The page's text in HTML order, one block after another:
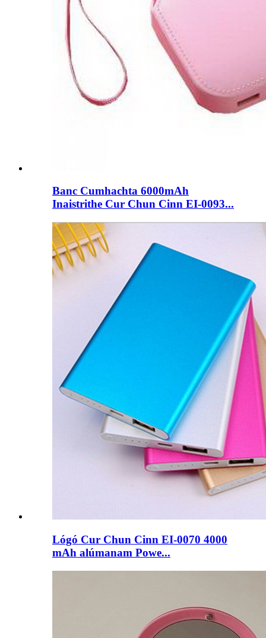
Banc Cumhachta 6000mAh
Inaistrithe Cur Chun Cinn EI-0093...
Lógó Cur Chun Cinn EI-0070 4000
mAh alúmanam Powe...